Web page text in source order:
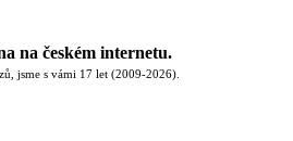
na českém internetu.
jsme s vámi 17 let (2009-2026).